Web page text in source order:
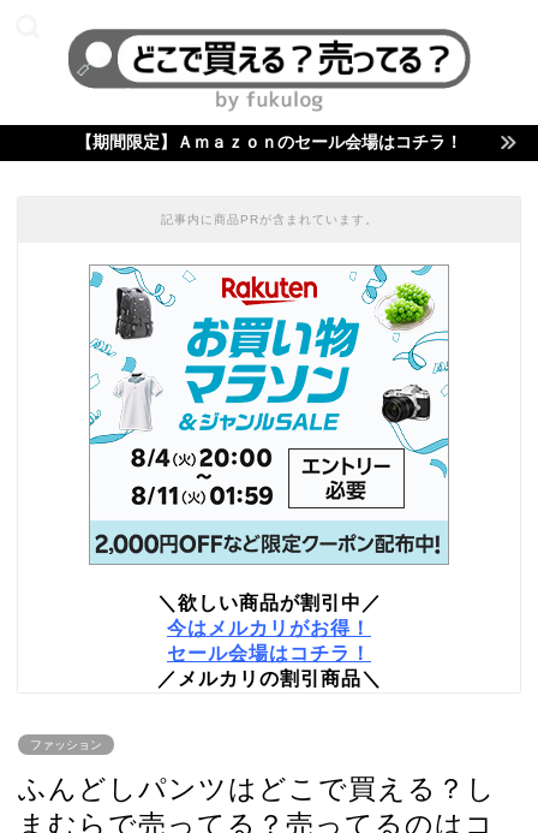
【期間限定】Ａｍａｚｏｎのセール会場はコチラ！
記事内に商品PRが含まれています。
＼欲しい商品が割引中／
今はメルカリがお得！
セール会場はコチラ！
／メルカリの割引商品＼
ファッション
ふんどしパンツはどこで買える？し
まむらで売ってる？売ってるのはコ